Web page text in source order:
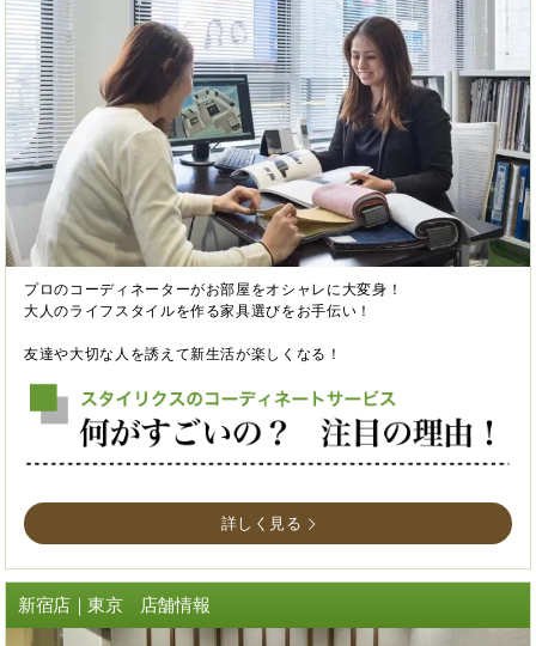
プロのコーディネーターがお部屋をオシャレに大変身！
大人のライフスタイルを作る家具選びをお手伝い！
友達や大切な人を誘えて新生活が楽しくなる！
詳しく見る
新宿店｜東京 店舗情報